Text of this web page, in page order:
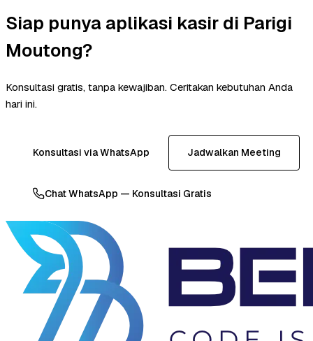
Siap punya aplikasi kasir di Parigi
Moutong?
Konsultasi gratis, tanpa kewajiban. Ceritakan kebutuhan Anda
hari ini.
Konsultasi via WhatsApp Jadwalkan Meeting
Chat WhatsApp — Konsultasi Gratis